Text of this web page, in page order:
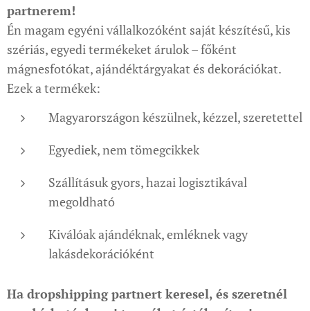
partnerem!
Én magam egyéni vállalkozóként saját készítésű, kis
szériás, egyedi termékeket árulok – főként
mágnesfotókat, ajándéktárgyakat és dekorációkat.
Ezek a termékek:
Magyarországon készülnek, kézzel, szeretettel
Egyediek, nem tömegcikkek
Szállításuk gyors, hazai logisztikával
megoldható
Kiválóak ajándéknak, emléknek vagy
lakásdekorációként
Ha dropshipping partnert keresel, és szeretnél